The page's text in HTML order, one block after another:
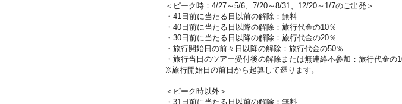
＜ピーク時：4/27～5/6、7/20～8/31、12/20～1/7のご出発＞
・41日前に当たる日以前の解除：無料
・40日前に当たる日以降の解除：旅行代金の10％
・30日前に当たる日以降の解除：旅行代金の20％
・旅行開始日の前々日以降の解除：旅行代金の50％
・旅行当日のツアー受付後の解除または無連絡不参加：旅行代金の
※旅行開始日の前日から起算して遡ります。
＜ピーク時以外＞
・31日前に当たる日以前の解除：無料